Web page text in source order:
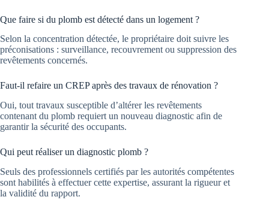
Que faire si du plomb est détecté dans un logement ?
Selon la concentration détectée, le propriétaire doit suivre les
préconisations : surveillance, recouvrement ou suppression des
revêtements concernés.
Faut-il refaire un CREP après des travaux de rénovation ?
Oui, tout travaux susceptible d’altérer les revêtements
contenant du plomb requiert un nouveau diagnostic afin de
garantir la sécurité des occupants.
Qui peut réaliser un diagnostic plomb ?
Seuls des professionnels certifiés par les autorités compétentes
sont habilités à effectuer cette expertise, assurant la rigueur et
la validité du rapport.